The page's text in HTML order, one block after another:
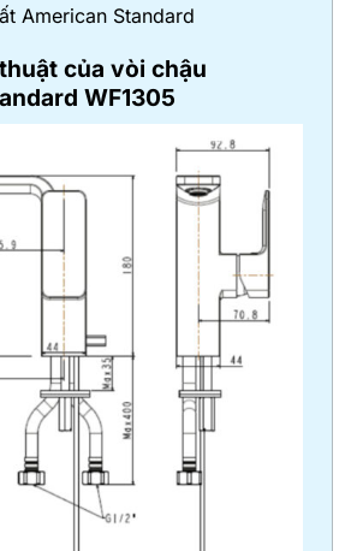
American Standard
của vòi chậu
WF1305